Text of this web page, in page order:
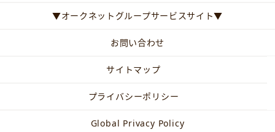
▼オークネットグループサービスサイト▼
お問い合わせ
サイトマップ
プライバシーポリシー
Global Privacy Policy